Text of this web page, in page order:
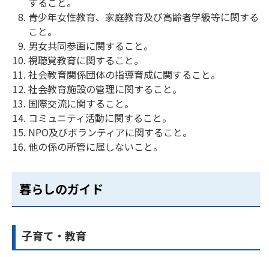
青少年女性教育、家庭教育及び高齢者学級等に関する
こと。
男女共同参画に関すること。
視聴覚教育に関すること。
社会教育関係団体の指導育成に関すること。
社会教育施設の管理に関すること。
国際交流に関すること。
コミュニティ活動に関すること。
NPO及びボランティアに関すること。
他の係の所管に属しないこと。
暮らしのガイド
子育て・教育